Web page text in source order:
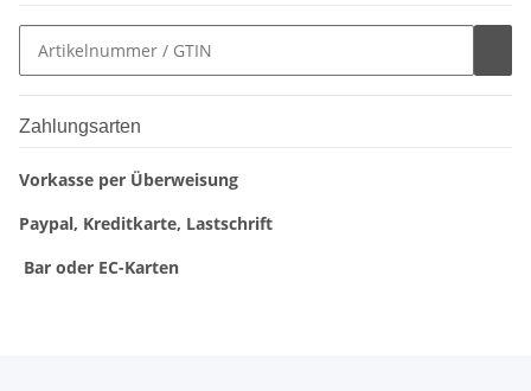
Zahlungsarten
Vorkasse per Überweisung
Paypal, Kreditkarte, Lastschrift
Bar oder EC-Karten